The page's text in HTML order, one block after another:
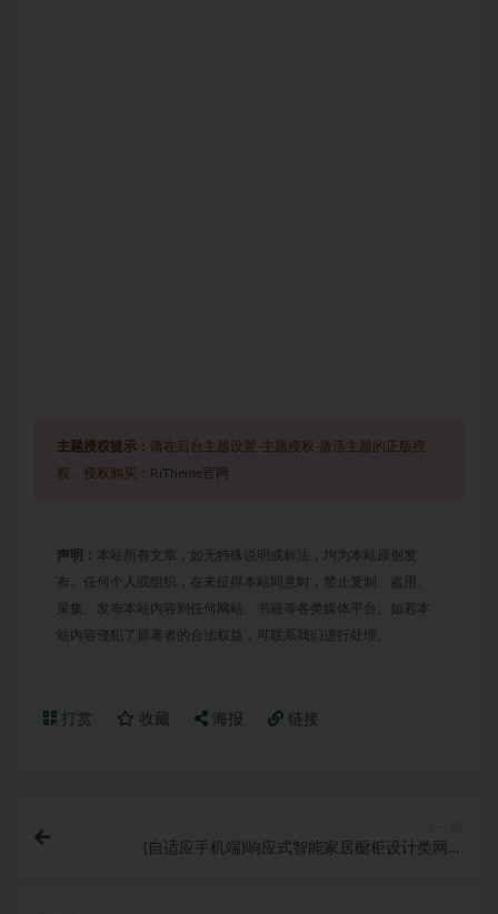
主题授权提示：
请在后台主题设置-主题授权-激活主题的正版授
权，授权购买：
RiTheme官网
声明： 本站所有文章，如无特殊说明或标注，均为本站原创发
布。任何个人或组织，在未征得本站同意时，禁止复制、盗用、
采集、发布本站内容到任何网站、书籍等各类媒体平台。如若本
站内容侵犯了原著者的合法权益，可联系我们进行处理。
打赏 收藏 海报 链接
(自适应手机端)响应式智能家居橱柜设计类网站